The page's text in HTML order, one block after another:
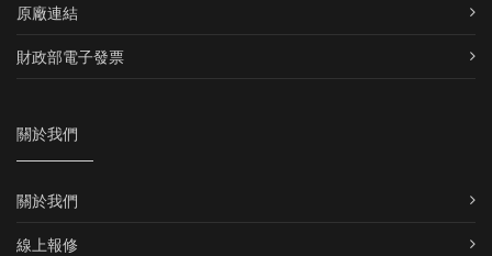
原廠連結
財政部電子發票
關於我們
關於我們
線上報修